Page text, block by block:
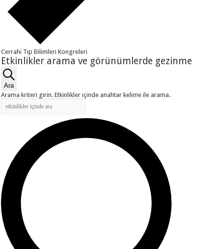
Cerrahi Tıp Bilimleri Kongreleri
Etkinlikler
Etkinlikler arama ve görünümlerde gezinme
Ara
Arama kriteri girin. Etkinlikler içinde anahtar kelime ile arama.